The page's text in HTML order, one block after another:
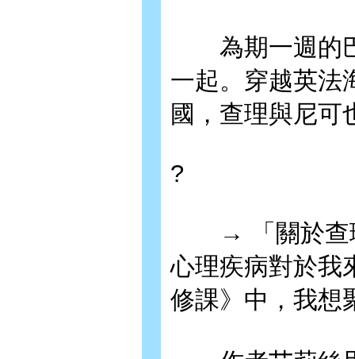
為期一週的巴
一起。穿越英法
國，查理與尼可
?
→ 「關於查理
心理疾病對於我
修課》中，我想